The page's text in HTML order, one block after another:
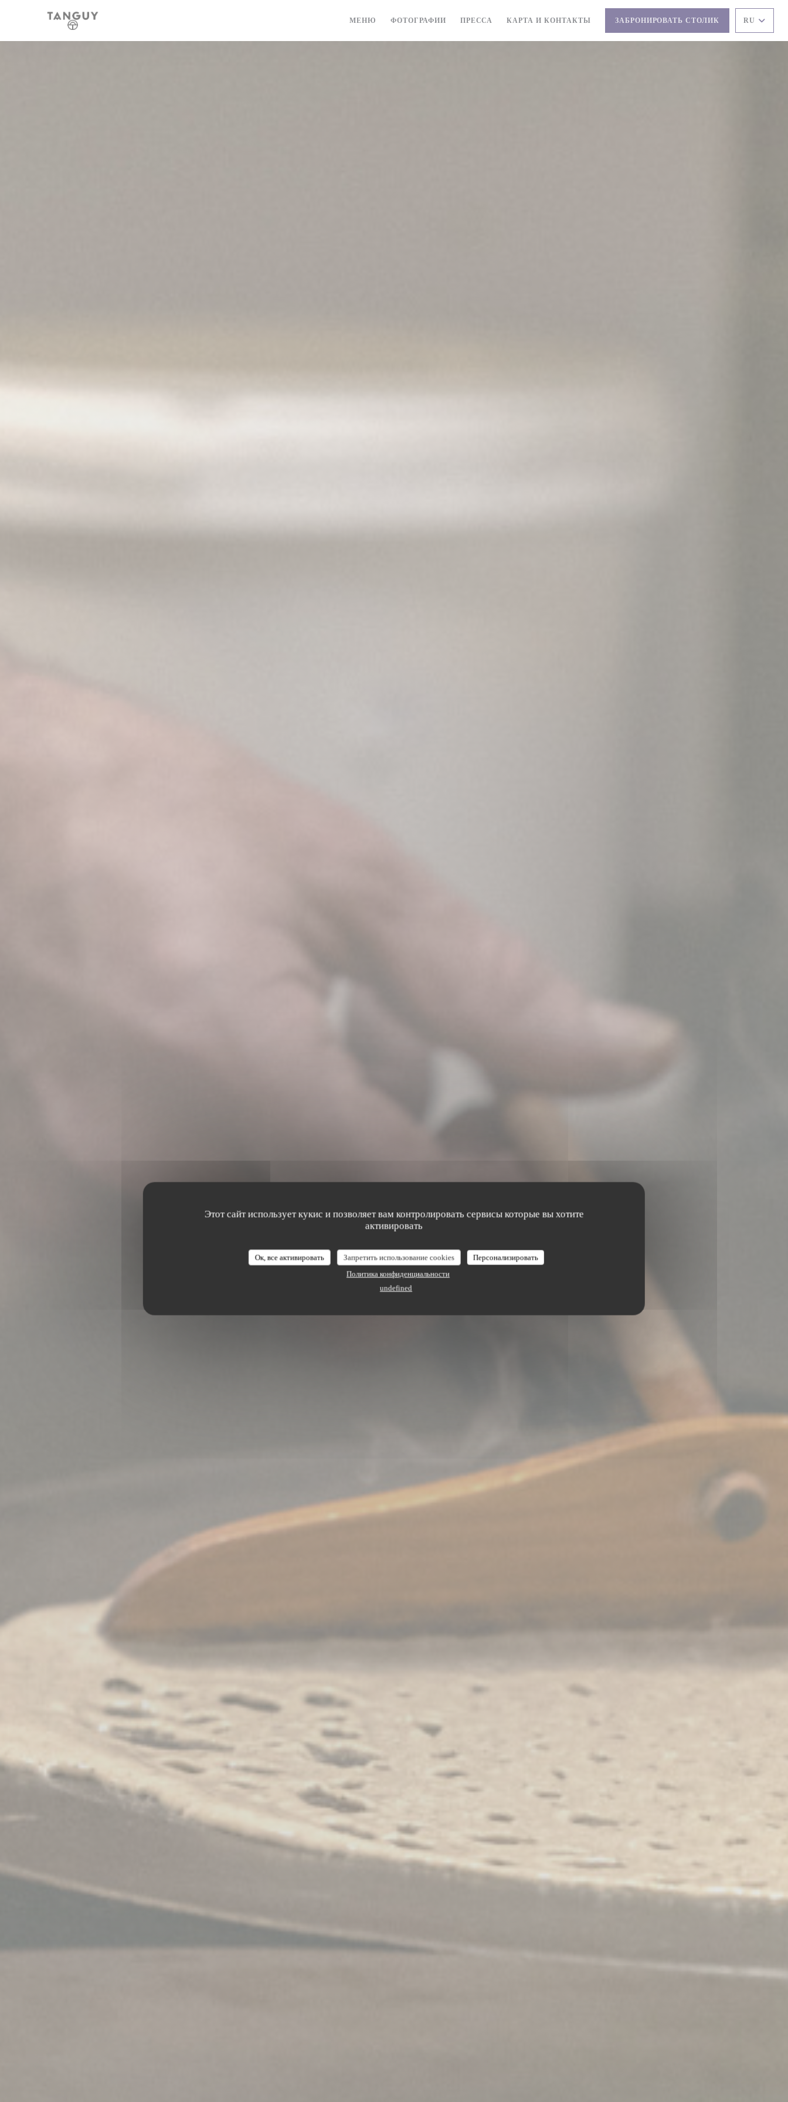
Этот сайт использует кукис и позволяет вам контролировать сервисы которые вы хотите
активировать
Ок, все активировать Запретить использование cookies
Персонализировать
Политика конфиденциальности
undefined
МЕНЮ ФОТОГРАФИИ ПРЕССА КАРТА И КОНТАКТЫ ЗАБРОНИРОВАТЬ СТОЛИК RU
CREPERIE
Tanguy